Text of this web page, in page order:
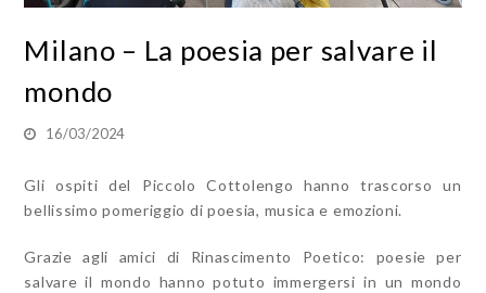
Milano – La poesia per salvare il
mondo
16/03/2024
Gli ospiti del Piccolo Cottolengo hanno trascorso un
bellissimo pomeriggio di poesia, musica e emozioni.
Grazie agli amici di Rinascimento Poetico: poesie per
salvare il mondo hanno potuto immergersi in un mondo